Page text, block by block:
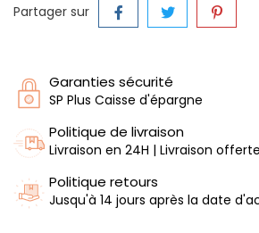
Partager sur
Garanties sécurité
SP Plus Caisse d'épargne
Politique de livraison
Livraison en 24H | Livraison
Politique retours
Jusqu'à 14 jours après la date